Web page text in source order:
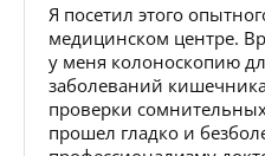
Я посетил этого
медицинском центре.
у меня колоноскопию
заболеваний
проверки
прошел гладко и